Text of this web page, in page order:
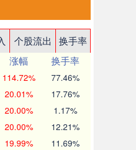
个股流出
换手率
涨幅
换手率
114.72% 77.46%
20.01% 17.76%
20.00% 1.17%
20.00% 12.21%
19.99% 11.69%